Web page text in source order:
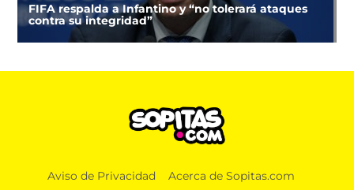
FIFA respalda a Infantino y “no tolerará ataques
contra su integridad”
Aviso de Privacidad Acerca de Sopitas.com